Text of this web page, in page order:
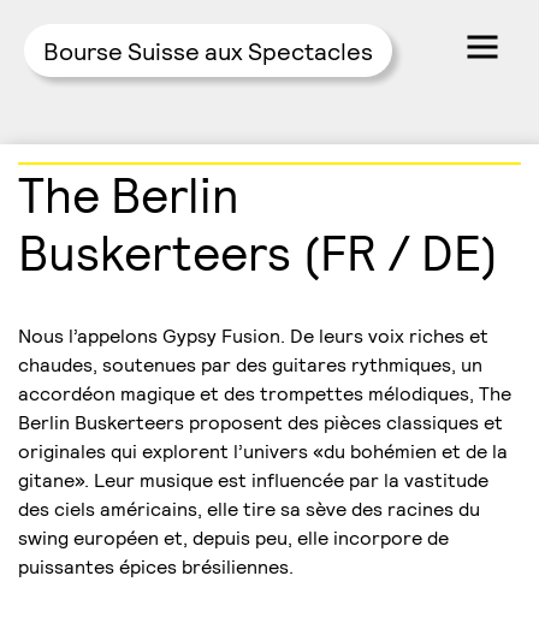
Bourse Suisse aux Spectacles
Skip
to
content
The Berlin
Buskerteers (FR / DE)
Nous l’appelons Gypsy Fusion. De leurs voix riches et
chaudes, soutenues par des guitares rythmiques, un
accordéon magique et des trompettes mélodiques, The
Berlin Buskerteers proposent des pièces classiques et
originales qui explorent l’univers «du bohémien et de la
gitane». Leur musique est influencée par la vastitude
des ciels américains, elle tire sa sève des racines du
swing européen et, depuis peu, elle incorpore de
puissantes épices brésiliennes.